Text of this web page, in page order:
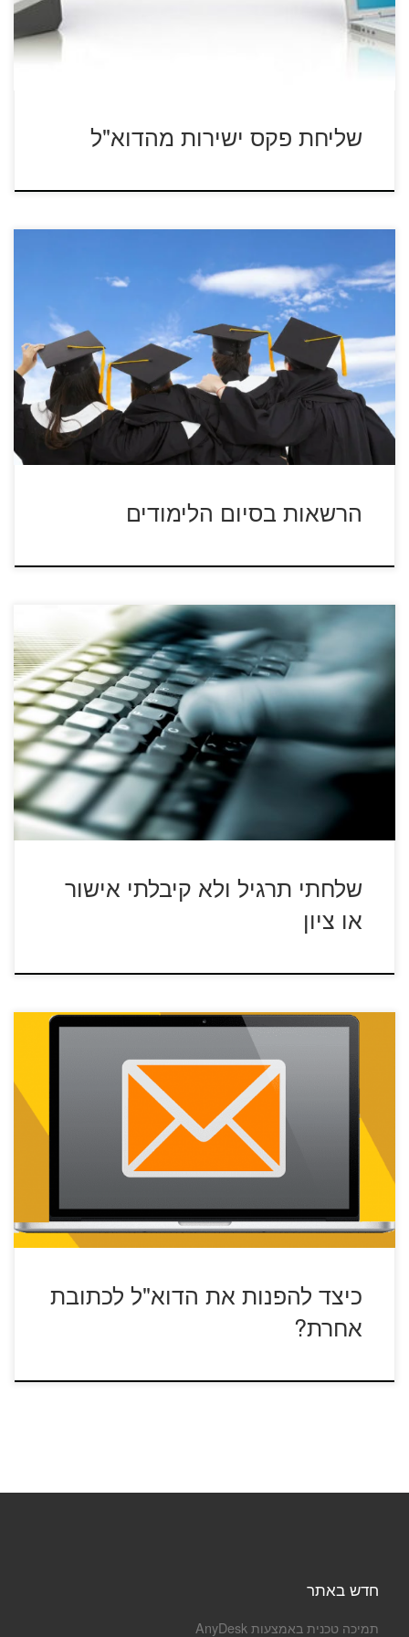
שליחת פקס ישירות מהדוא"ל
מזל טוב, סיימת את לימודיך באוניברסיטה.אז מה קורה לכל
המידע וגישה למערכות האוניברסיטה? […]
הרשאות בסיום הלימודים
ראשית, בדוק שאכן אתה בודק את הדואר בשרת הנכון (וגם
בתיבת הספאם, תתפלאו, […]
שלחתי תרגיל ולא קיבלתי אישור
או ציון
סטודנטים המבקשים לשנות את כתובת הדוא"ל שלהם במערכות
האוניברסיטה יכולים לעשות זאת באתר […]
כיצד להפנות את הדוא"ל לכתובת
אחרת?
חדש באתר
תמיכה טכנית באמצעות AnyDesk